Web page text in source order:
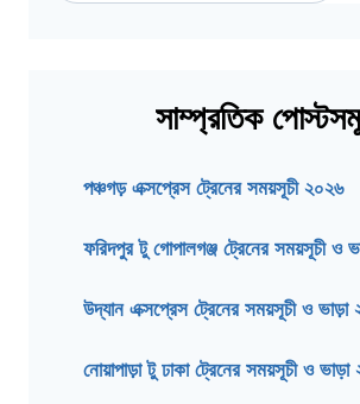
সাম্প্রতিক
পঞ্চগড় এক্সপ্রেস ট্রেনের সময়সূচী ২০২৬
ফরিদপুর টু গোপালগঞ্জ ট্রেনের সময়সূচী ও
উদ্যান এক্সপ্রেস ট্রেনের সময়সূচী ও ভাড়া
নোয়াপাড়া টু ঢাকা ট্রেনের সময়সূচী ও